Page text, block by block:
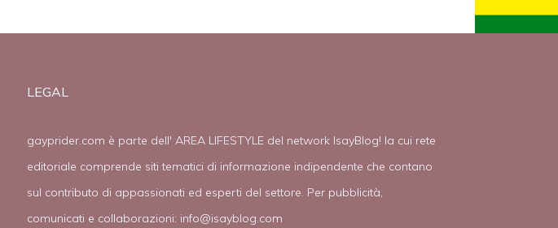
LEGAL
gayprider.com è parte dell' AREA LIFESTYLE del network IsayBlog! la cui rete
editoriale comprende siti tematici di informazione indipendente che contano
sul contributo di appassionati ed esperti del settore. Per pubblicità,
comunicati e collaborazioni: info@isayblog.com